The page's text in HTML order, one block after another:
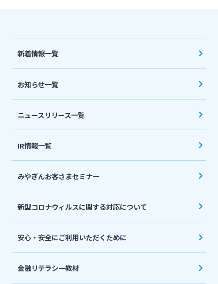
株主・投資家の皆さま
採用情報
お問い合わせ先一覧
新着情報一覧
お知らせ一覧
ニュースリリース一覧
IR情報一覧
みやぎんお客さまセミナー
新型コロナウィルスに関する対応について
安心・安全にご利用いただくために
金融リテラシー教材